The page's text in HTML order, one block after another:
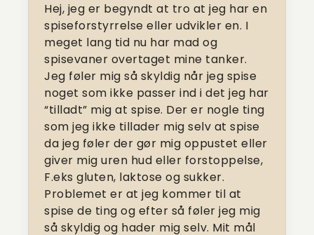
Hej, jeg er begyndt at tro at jeg har en
spiseforstyrrelse eller udvikler en. I
meget lang tid nu har mad og
spisevaner overtaget mine tanker.
Jeg føler mig så skyldig når jeg spise
noget som ikke passer ind i det jeg har
“tilladt” mig at spise. Der er nogle ting
som jeg ikke tillader mig selv at spise
da jeg føler der gør mig oppustet eller
giver mig uren hud eller forstoppelse,
F.eks gluten, laktose og sukker.
Problemet er at jeg kommer til at
spise de ting og efter så føler jeg mig
så skyldig og hader mig selv. Mit mål